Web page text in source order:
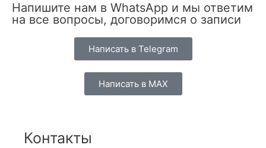
Напишите нам в WhatsApp и мы ответим
на все вопросы, договоримся о записи
Написать в Telegram
Написать в MAX
Контакты